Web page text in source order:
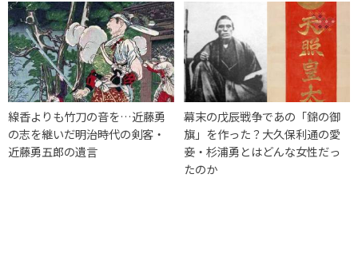
線香よりも竹刀の音を…近藤勇
の志を継いだ明治時代の剣客・
近藤勇五郎の遺言
幕末の戊辰戦争であの「錦の御
旗」を作った？大久保利通の愛
妾・杉浦勇とはどんな女性だっ
たのか